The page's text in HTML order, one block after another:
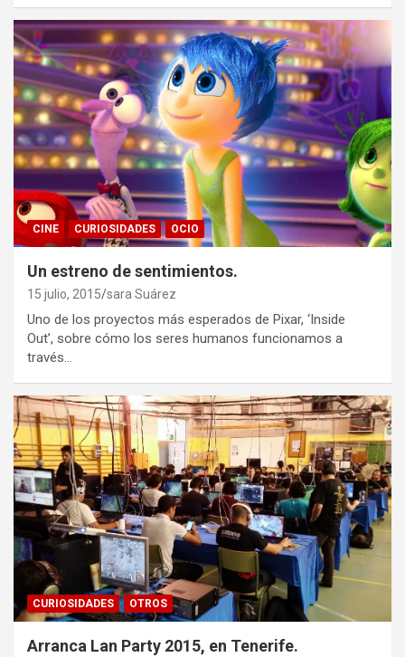
CINE CURIOSIDADES OCIO
Un estreno de sentimientos.
15 julio, 2015 sara Suárez
Uno de los proyectos más esperados de Pixar, ‘Inside
Out’, sobre cómo los seres humanos funcionamos a
través…
CURIOSIDADES OTROS
Arranca Lan Party 2015, en Tenerife.